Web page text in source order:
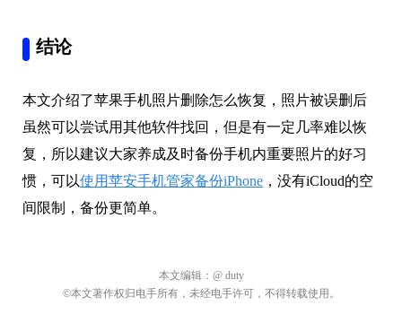
结论
本文介绍了苹果手机照片删除怎么恢复，照片被误删后
虽然可以尝试用其他软件找回，但是有一定几率难以恢
复，所以建议大家养成及时备份手机内重要照片的好习
惯，可以使用苹安手机管家备份iPhone ，没有iCloud的空
间限制，备份更简单。
本文编辑： @ duty
©本文著作权归电手所有，未经电手许可，不得转载使用。